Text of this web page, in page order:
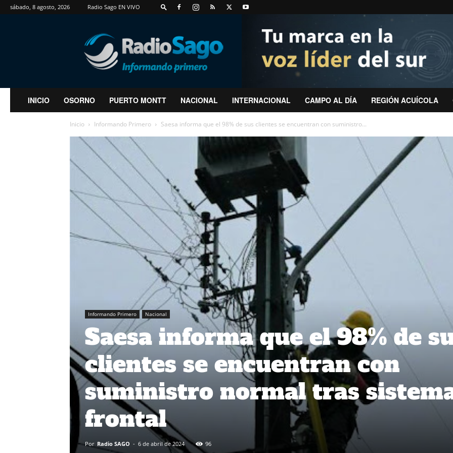
sábado, 8 agosto, 2026 Radio Sago EN VIVO
RadioSago
INICIO OSORNO PUERTO MONTT NACIONAL INTERNACIONAL CAMPO AL DÍA REGIÓN ACUÍCOLA
Inicio Informando Primero Saesa informa que el 98% de sus clientes se encuentran con suministro...
Informando Primero Nacional
Saesa informa que el 98% de
clientes se encuentran con
suministro normal tras
frontal
Por Radio SAGO - 6 de abril de 2024 96